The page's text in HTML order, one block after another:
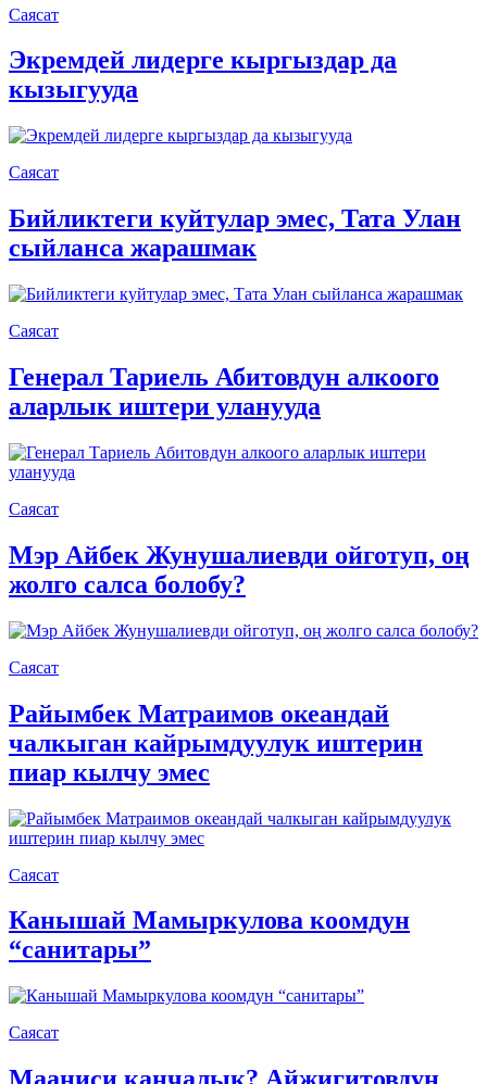
Саясат
Экремдей лидерге кыргыздар да
кызыгууда
Саясат
Бийликтеги куйтулар эмес, Тата Улан
сыйланса жарашмак
Саясат
Генерал Тариель Абитовдун алкоого
аларлык иштери уланууда
Саясат
Мэр Айбек Жунушалиевди ойготуп, оң
жолго салса болобу?
Саясат
Райымбек Матраимов океандай
чалкыган кайрымдуулук иштерин
пиар кылчу эмес
Саясат
Канышай Мамыркулова коомдун
“санитары”
Саясат